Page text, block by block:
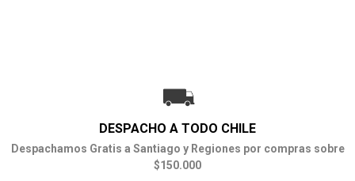
DESPACHO A TODO CHILE
Despachamos Gratis a Santiago y Regiones por compras sobre
$150.000